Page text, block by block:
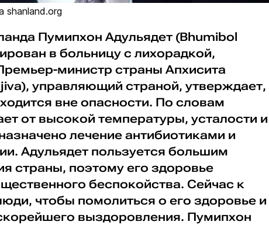
shanland.org
Пумипхон Адульядет (Bhumibol
в больницу с лихорадкой,
министр страны Апхисита
управляющий страной, утверждает,
вне опасности. По словам
от высокой температуры, усталости и
лечение антибиотиками и
Адульядет пользуется большим
страны, поэтому его здоровье
беспокойства. Сейчас к
чтобы помолиться о его здоровье и
выздоровления. Пумипхон